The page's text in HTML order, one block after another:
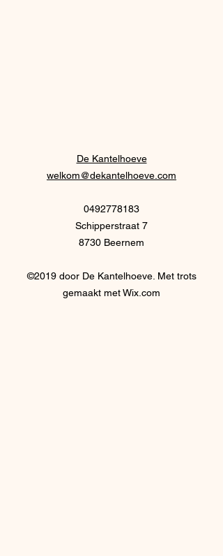
De Kantelhoeve
welkom@dekantelhoeve.com
0492778183
Schipperstraat 7
8730 Beernem
©2019 door De Kantelhoeve. Met trots
gemaakt met Wix.com